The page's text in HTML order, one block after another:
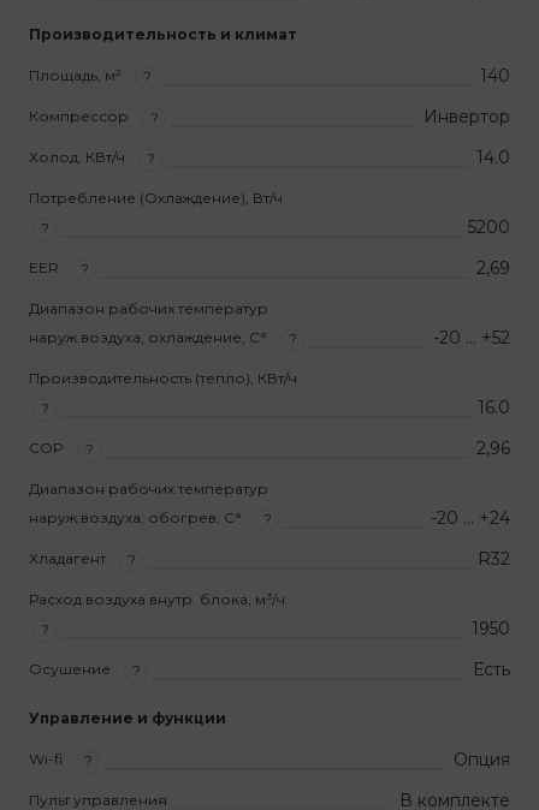
Производительность и климат
Площадь, м² ? 140
Компрессор ? Инвертор
Холод, КВт/ч ? 14.0
Потребление (Охлаждение), Вт/ч
?
5200
EER ? 2,69
Диапазон рабочих температур
наруж.воздуха, охлаждение, С°
? -20 … +52
Производительность (тепло), КВт/ч
?
16.0
COP ? 2,96
Диапазон рабочих температур
наруж.воздуха, обогрев, С°
? -20 … +24
Хладагент ? R32
Расход воздуха внутр. блока, м³/ч
?
1950
Осушение ? Есть
Управление и функции
Wi-fi ? Опция
Пульт управления В комплекте